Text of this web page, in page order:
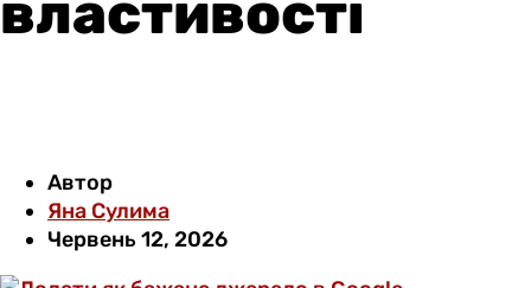
Автор
Яна Сулима
Червень 12, 2026